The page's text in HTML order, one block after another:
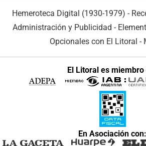
Hemeroteca Digital (1930-1979) -
Administración y Publicidad -
Opcionales con El Litoral -
El Litoral es miembro
En Asociación con: